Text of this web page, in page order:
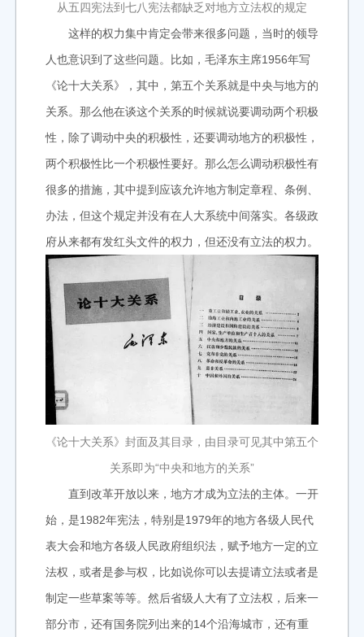
从五四宪法到七八宪法都缺乏对地方立法权的规定
这样的权力集中肯定会带来很多问题，当时的领导
人也意识到了这些问题。比如，毛泽东主席1956年写
《论十大关系》，其中，第五个关系就是中央与地方的
关系。那么他在谈这个关系的时候就说要调动两个积极
性，除了调动中央的积极性，还要调动地方的积极性，
两个积极性比一个积极性要好。那么怎么调动积极性有
很多的措施，其中提到应该允许地方制定章程、条例、
办法，但这个规定并没有在人大系统中间落实。各级政
府从来都有发红头文件的权力，但还没有立法的权力。
《论十大关系》封面及其目录，由目录可见其中第五个
关系即为“中央和地方的关系”
直到改革开放以来，地方才成为立法的主体。一开
始，是1982年宪法，特别是1979年的地方各级人民代
表大会和地方各级人民政府组织法，赋予地方一定的立
法权，或者是参与权，比如说你可以去提请立法或者是
制定一些草案等等。然后省级人大有了立法权，后来一
部分市，还有国务院列出来的14个沿海城市，还有重